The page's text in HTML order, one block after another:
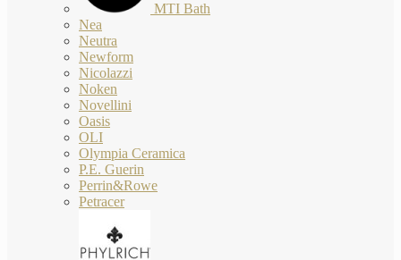
MTI Bath
Nea
Neutra
Newform
Nicolazzi
Noken
Novellini
Oasis
OLI
Olympia Ceramica
P.E. Guerin
Perrin&Rowe
Petracer